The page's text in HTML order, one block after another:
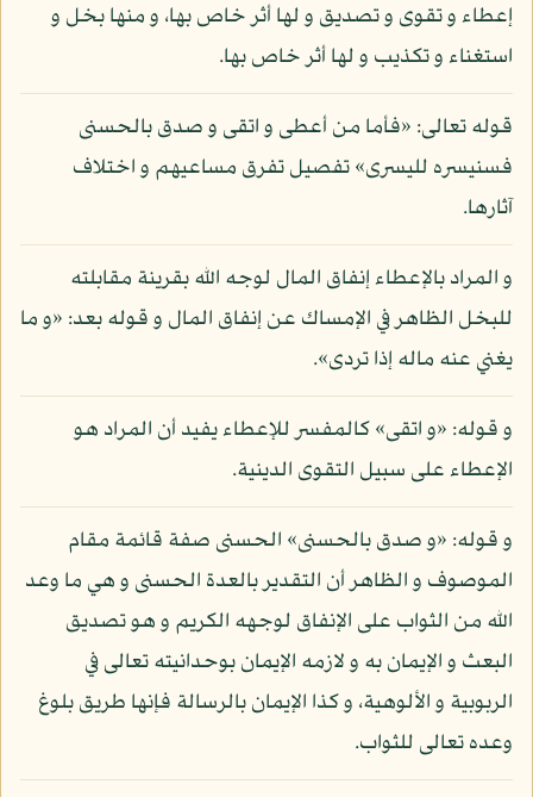
إعطاء و تقوى و تصديق و لها أثر خاص بها، و منها بخل و
استغناء و تكذيب و لها أثر خاص بها.
قوله تعالى: «فأما من أعطى و اتقى و صدق بالحسنى
فسنيسره لليسرى» تفصيل تفرق مساعيهم و اختلاف
آثارها.
و المراد بالإعطاء إنفاق المال لوجه الله بقرينة مقابلته
للبخل الظاهر في الإمساك عن إنفاق المال و قوله بعد: «و ما
يغني عنه ماله إذا تردى».
و قوله: «و اتقى» كالمفسر للإعطاء يفيد أن المراد هو
الإعطاء على سبيل التقوى الدينية.
و قوله: «و صدق بالحسنى» الحسنى صفة قائمة مقام
الموصوف و الظاهر أن التقدير بالعدة الحسنى و هي ما وعد
الله من الثواب على الإنفاق لوجهه الكريم و هو تصديق
البعث و الإيمان به و لازمه الإيمان بوحدانيته تعالى في
الربوبية و الألوهية، و كذا الإيمان بالرسالة فإنها طريق بلوغ
وعده تعالى للثواب.